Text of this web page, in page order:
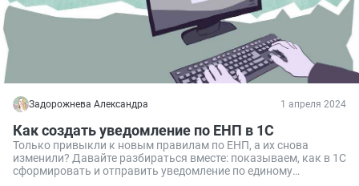
Задорожнева Александра 1 апреля 2024
Как создать уведомление по ЕНП в 1С
Только привыкли к новым правилам по ЕНП, а их снова
изменили? Давайте разбираться вместе: показываем, как в 1С
сформировать и отправить уведомление по единому